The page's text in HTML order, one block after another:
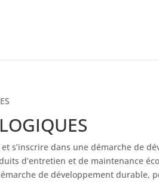
s’inscrire dans une démarche de
d’entretien et de maintenance
de développement durable,